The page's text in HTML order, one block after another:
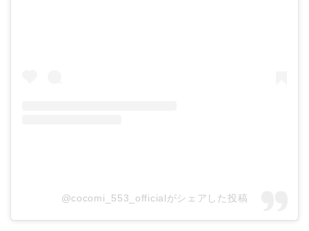
@cocomi_553_officialがシェアした投稿